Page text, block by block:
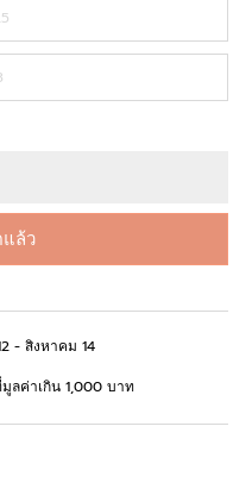
ล้ว
- สิงหาคม 14
ลค่าเกิน 1,000 บาท